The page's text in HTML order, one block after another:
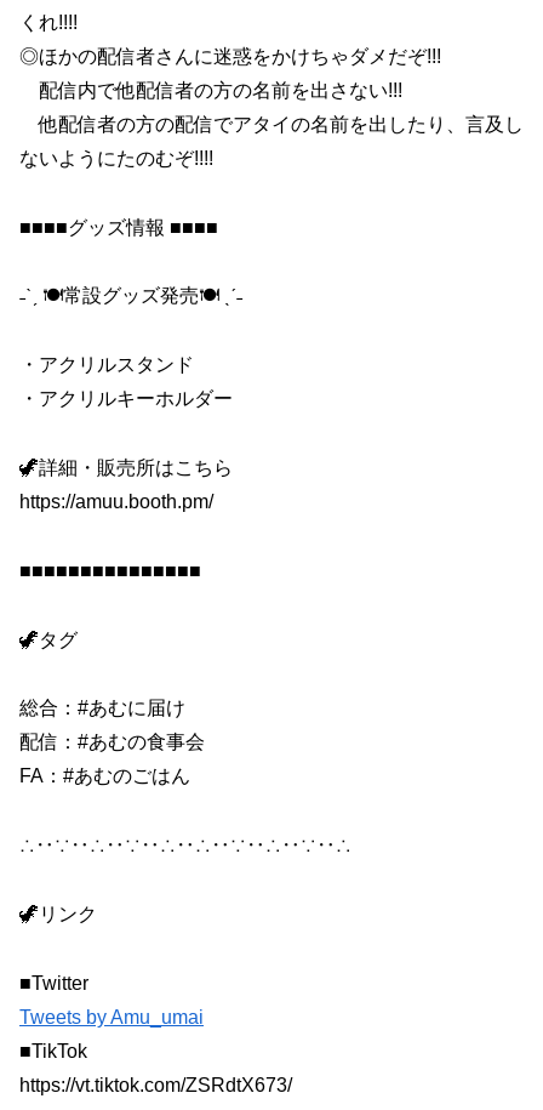
くれ!!!!
◎ほかの配信者さんに迷惑をかけちゃダメだぞ!!!
配信内で他配信者の方の名前を出さない!!!
他配信者の方の配信でアタイの名前を出したり、言及し
ないようにたのむぞ!!!!
■■■■グッズ情報 ■■■■
˗ˋˏ 🍽常設グッズ発売🍽 ˎˊ˗
・アクリルスタンド
・アクリルキーホルダー
🦖詳細・販売所はこちら
https://amuu.booth.pm/
■■■■■■■■■■■■■■■
🦖タグ
総合：#あむに届け
配信：#あむの食事会
FA：#あむのごはん
∴‥∵‥∴‥∵‥∴‥∴‥∵‥∴‥∵‥∴
🦖リンク
■Twitter
Tweets by Amu_umai
■TikTok
https://vt.tiktok.com/ZSRdtX673/